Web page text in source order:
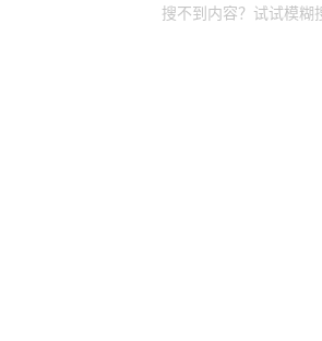
搜不到内容？试试模糊